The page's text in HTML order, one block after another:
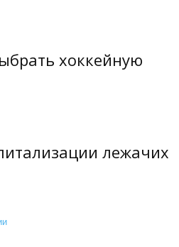
хоккейную
лежачих